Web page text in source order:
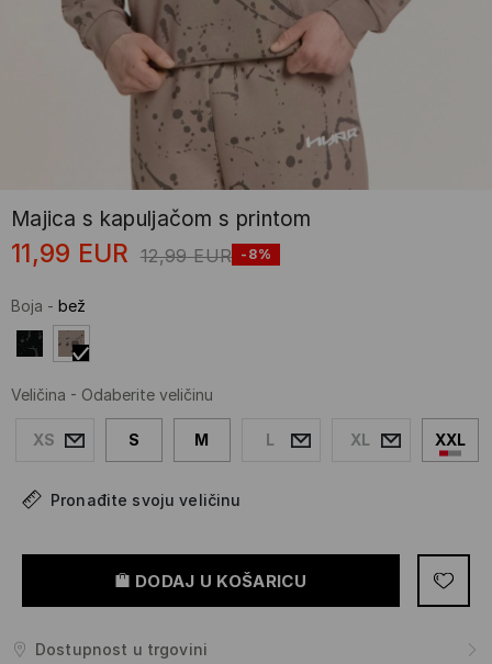
Majica s kapuljačom s printom
11,99 EUR 12,99 EUR -8%
Boja - bež
Veličina - Odaberite veličinu
XS S M L XL XXL
Pronađite svoju veličinu
DODAJ U KOŠARICU
Dostupnost u trgovini